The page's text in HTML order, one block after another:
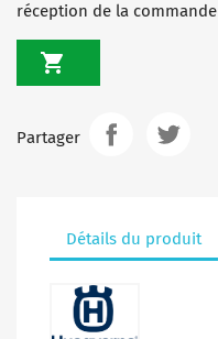
réception de la commande

Partager
Détails du produit